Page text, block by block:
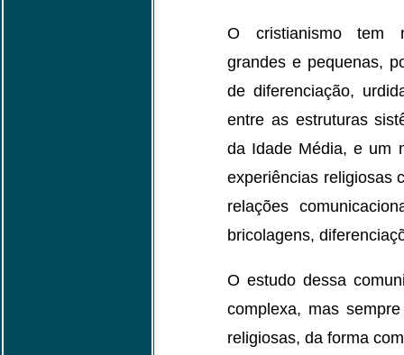
O cristianismo tem
grandes e pequenas,
de diferenciação,
entre as estruturas
da Idade Média, e um
experiências religiosas
relações
bricolagens,
O estudo dessa
complexa, mas
religiosas, da forma